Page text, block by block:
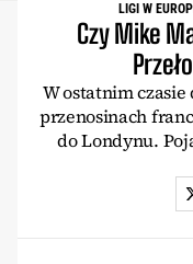
LIGI W
Czy Mike
W ostatnim czasie
przenosinach
do Londynu.